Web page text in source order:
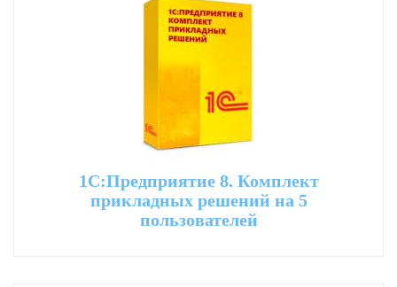
1С:Предприятие 8. Комплект
прикладных решений на 5
пользователей